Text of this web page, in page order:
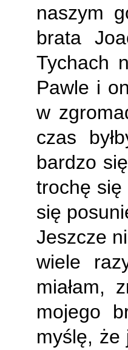
naszym
brata
Tychach
Pawle i
w
czas
bardzo
trochę się
się
Jeszcze
wiele
miałam,
mojego
myślę, że